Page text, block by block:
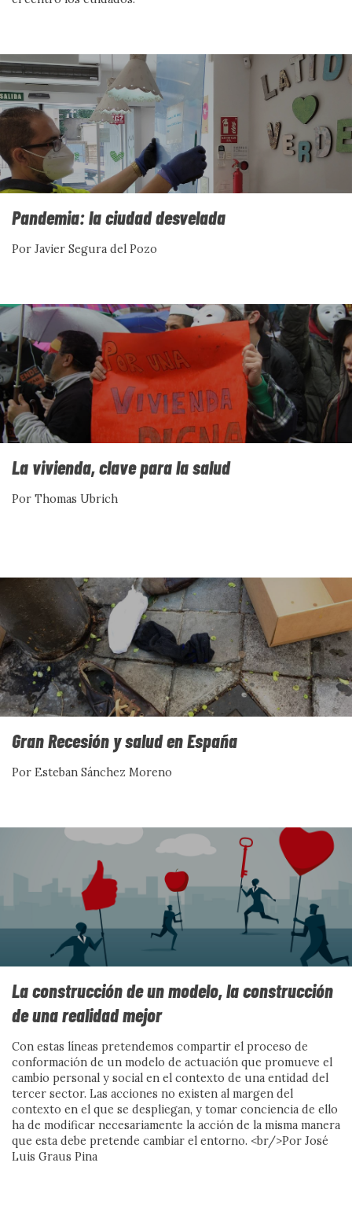
humanidad y la capacidad de acompañar allí donde la
Ver más
Pandemia: la ciudad desvelada
Por Javier Segura del Pozo
La vivienda, clave para la salud
Por Thomas Ubrich
Gran Recesión y salud en España
Por Esteban Sánchez Moreno
La construcción de un modelo, la construcción
de una realidad mejor
Con estas líneas pretendemos compartir el proceso de
conformación de un modelo de actuación que promueve el
cambio personal y social en el contexto de una entidad del
tercer sector. Las acciones no existen al margen del
contexto en el que se despliegan, y tomar conciencia de ello
ha de modificar necesariamente la acción de la misma manera
que esta debe pretende cambiar el entorno. <br/>Por José
Luis Graus Pina